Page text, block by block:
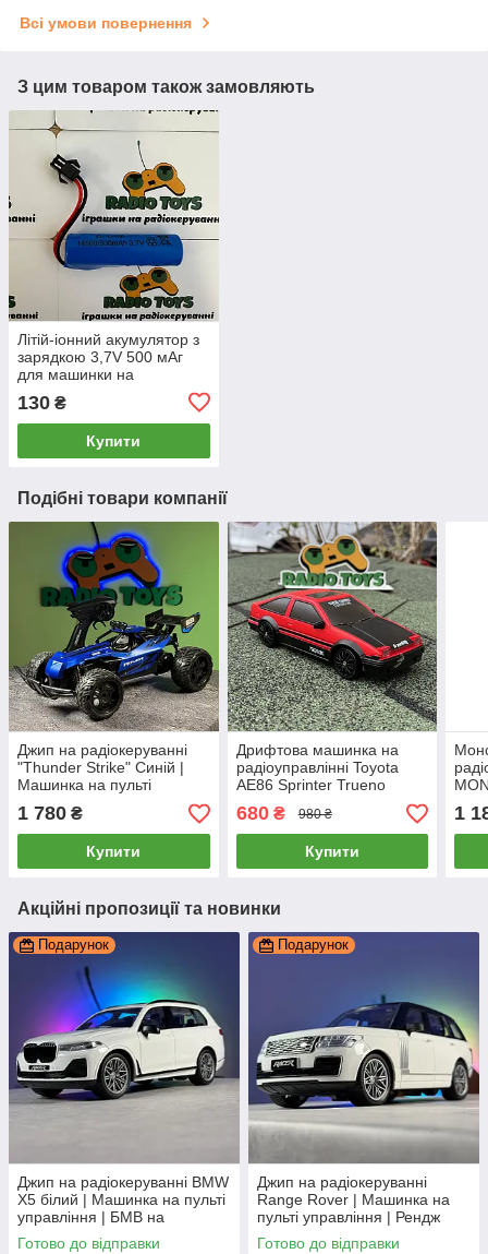
Всі умови повернення
З цим товаром також замовляють
Літій-іонний акумулятор з
зарядкою 3,7V 500 мАг
для машинки на
радіокеруванні та дитячих
іграшок Li-Ion 14500
130 ₴
Купити
Подібні товари компанії
Джип на радіокеруванні
"Thunder Strike" Синій |
Машинка на пульті
управління | Монстр трак
на радіоуправлінні
1 780 ₴
Купити
Дрифтова машинка на
радіоуправлінні Toyota
AE86 Sprinter Trueno
Червона | Машинка для
дрифту на пульті
управління | Дрифт
680₴ 980 ₴
Купити
|
для
1
Акційні пропозиції та новинки
Подарунок
Джип на радіокеруванні BMW
X5 білий | Машинка на пульті
управління | БМВ на
радіоуправлінні
Готово до відправки
Подарунок
Джип на радіокеруванні
Range Rover | Машинка на
пульті управління | Рендж
Ровер на радіоуправлінні
Готово до відправки